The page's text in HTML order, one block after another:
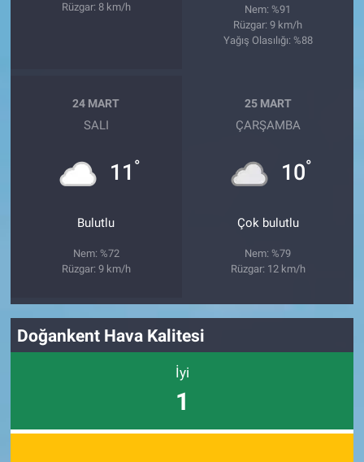
Rüzgar: 8 km/h
Nem: %91
Rüzgar: 9 km/h
Yağış Olasılığı: %88
24 MART
SALI
11 °
Bulutlu
Nem: %72
Rüzgar: 9 km/h
25 MART
ÇARŞAMBA
10°
Çok bulutlu
Nem: %79
Rüzgar: 12 km/h
Doğankent Hava Kalitesi
İyi
1